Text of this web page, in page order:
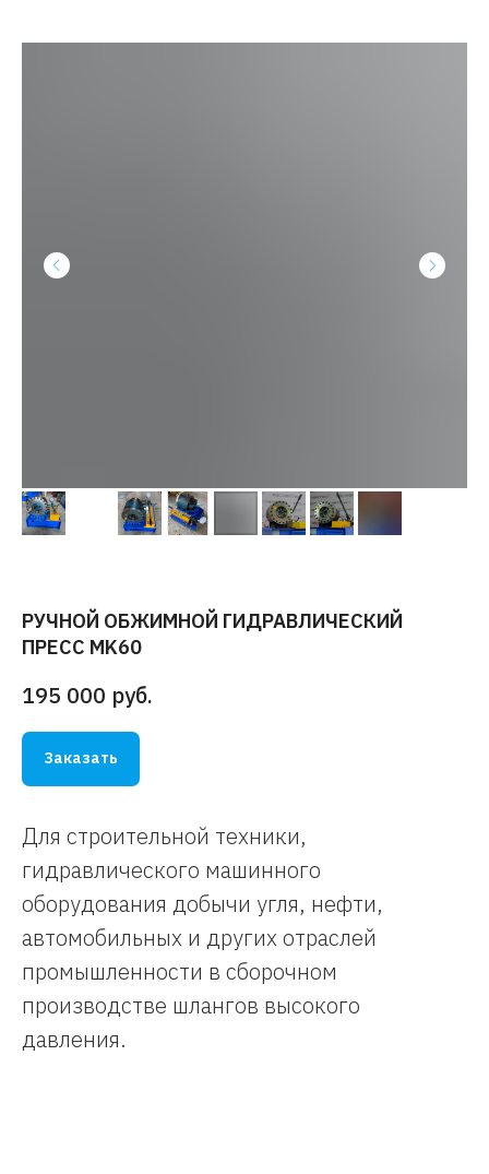
РУЧНОЙ ОБЖИМНОЙ ГИДРАВЛИЧЕСКИЙ
ПРЕСС MK60
195 000 руб.
Заказать
Для строительной техники,
гидравлического машинного
оборудования добычи угля, нефти,
автомобильных и других отраслей
промышленности в сборочном
производстве шлангов высокого
давления.